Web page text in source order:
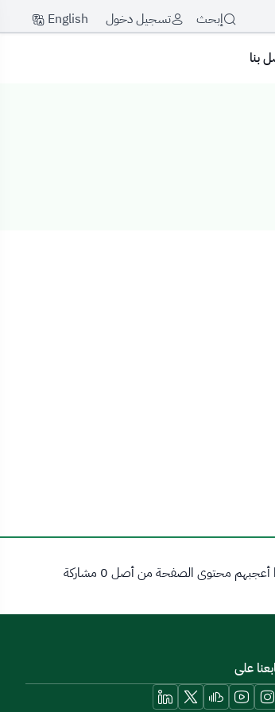
إبحث تسجيل دخول English
بنا
على